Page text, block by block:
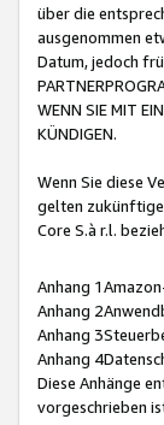
über die
ausgenommen
Datum, jedoch
WENN SIE MIT
KÜNDIGEN.
Wenn Sie diese
gelten zukünftige
Core S.à r.l.
Anhang
Anhang
Anhang
Anhang
Diese Anhänge
vorgeschrieben